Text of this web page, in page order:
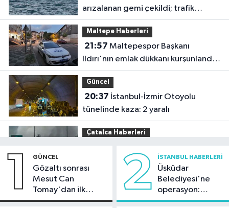
arızalanan gemi çekildi; trafik
yeniden açıldı
Maltepe Haberleri
21:57
Ildırı'nın emlak dükkanı kurşunlandı:
1 yaralı
Güncel
20:37
tünelinde kaza: 2 yaralı
Çatalca Haberleri
dorsesi yandı; alevler tarım arazisine
sıçradı
1 GÜNCEL
Gözaltı sonrası
Mesut Can
Tomay'dan ilk
açıklama
2 İSTANBUL HABERLERI
Üsküdar
Belediyesi'ne
operasyon:
Sinem Dedetaş'a